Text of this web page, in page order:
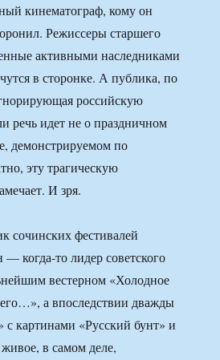
кинематограф, кому он
Режиссеры старшего
активными наследниками
в сторонке. А публика, по
российскую
речь идет не о праздничном
демонстрируемом по
эту трагическую
И зря.
сочинских фестивалей
когда-то лидер советского
вестерном «Холодное
а впоследствии дважды
с картинами «Русский бунт» и
в самом деле,